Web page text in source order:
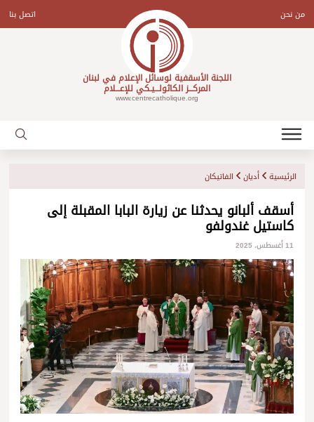
contentمن نحن اتصل بنا
اللجنة الأسقفية لوسائل الإعلام في لبنان
المركـــز الكاثولـــيـكي للإعـــلام
www.centrecatholique.org
الرئيسية أديان الفاتيكان
أسقف ألبانو يحدثنا عن زيارة البابا المقبلة إلى
كاستيل غندولفو
11 أغسطس، 2025